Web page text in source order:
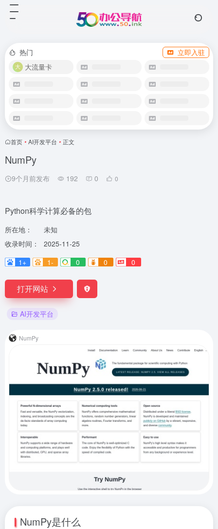
热门
立即入驻
大流量卡
首页 • AI开发平台 • 正文
NumPy
9个月前发布 192 0 0
Python科学计算必备的包
所在地：
未知
收录时间：
2025-11-25
1+
1- 0 0 0
打开网站
AI开发平台
NumPy
NumPy是什么